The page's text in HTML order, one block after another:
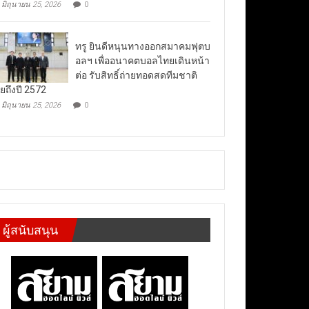
มิถุนายน 25, 2026 0
ทรู ยินดีหนุนทางออกสมาคมฟุตบ
อลฯ เพื่ออนาคตบอลไทยเดินหน้า
ต่อ รับสิทธิ์ถ่ายทอดสดทีมชาติ
ถึงปี 2572
มิถุนายน 25, 2026 0
ผู้สนับสนุน